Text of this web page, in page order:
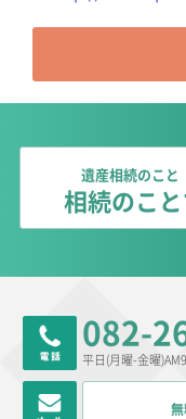
遺産相続のこと
相続のこ
082-
平日(月曜-金曜